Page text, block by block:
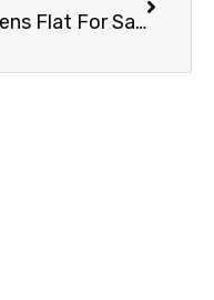
Athens Flat For Sale Koukaki Area – For Airbnb Use